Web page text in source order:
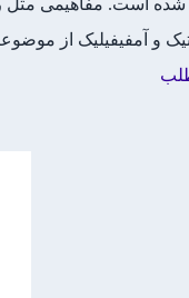
و آمفیفیلیک از